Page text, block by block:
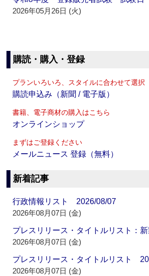
2026年05月26日 (火)
購読・購入・登録
プランいろいろ、スタイルに合わせて選択
購読申込み（新聞 / 電子版）
書籍、電子商材の購入はこちら
オンラインショップ
まずはご登録ください
メールニュース 登録（無料）
新着記事
行政情報リスト 2026/08/07
2026年08月07日 (金)
プレスリリース・タイトルリスト：
2026年08月07日 (金)
プレスリリース・タイトルリスト
2026年08月07日 (金)